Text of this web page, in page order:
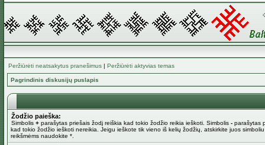
Peržiūrėti neatsakytus pranešimus | Peržiūrėti aktyvias temas
Pagrindinis diskusijų puslapis
Žodžio paieška:
Simbolis + parašytas priešais žodį reiškia kad tokio žodžio reikia ieškoti. Simbolis - parašytas
kad tokio žodžio ieškoti nereikia. Jeigu ieškote tik vieno iš kelių žodžių, atskirkite juos
reikšmėms naudokite *.